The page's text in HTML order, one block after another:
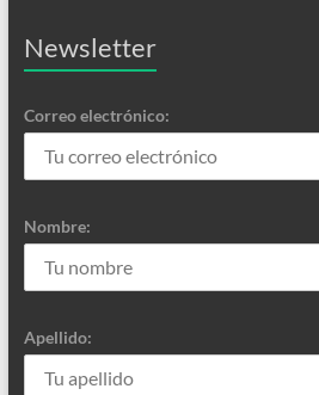
Newsletter
Correo electrónico:
Nombre:
Apellido: